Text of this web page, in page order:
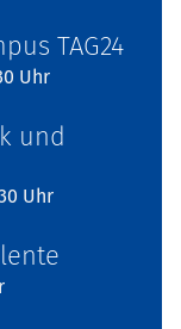
TAG24
Uhr
und
Uhr